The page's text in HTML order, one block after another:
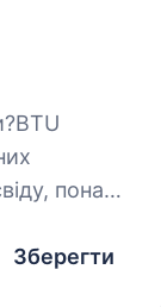
понад
Зберегти